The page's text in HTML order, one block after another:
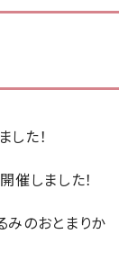
た！
催しました！
みのおとまりか